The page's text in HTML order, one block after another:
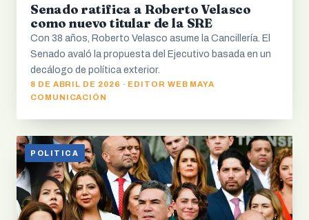
Senado ratifica a Roberto Velasco
como nuevo titular de la SRE
Con 38 años, Roberto Velasco asume la Cancillería. El
Senado avaló la propuesta del Ejecutivo basada en un
decálogo de política exterior.
8 DE ABRIL DE 2026 · EDITOR WEB MAYA
COMUNICACIÓN
POLITICA